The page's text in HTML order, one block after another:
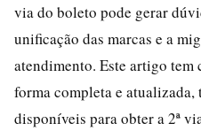
via do boleto pode gerar
unificação das marcas e a
atendimento. Este artigo tem
forma completa e atualizada,
disponíveis para obter a 2ª